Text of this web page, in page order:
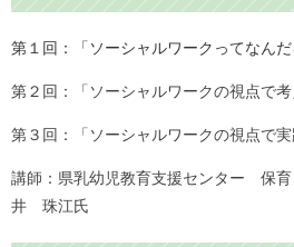
第１回：「ソーシャルワークってなんだ
第２回：「ソーシャルワークの視点で考
第３回：「ソーシャルワークの視点で実
講師：県乳幼児教育支援センター 保
井 珠江氏